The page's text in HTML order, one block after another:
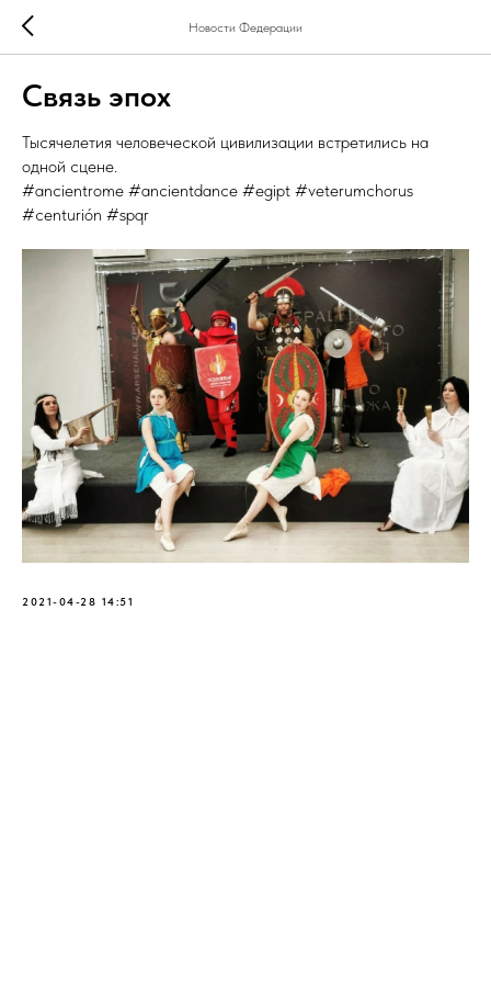
Новости Федерации
Связь эпох
Тысячелетия человеческой цивилизации встретились на
одной сцене.
#ancientrome #ancientdance #egipt #veterumchorus
#centurión #spqr
2021-04-28 14:51